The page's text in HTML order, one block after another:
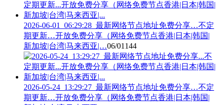
2026-06-01_06:29:28_最新网络节点地址免费分享…不定
期更新…开放免费分享（网络免费节点香港|日本|韩国|
新加坡|台湾|马来西亚|…06/01 144
2026-05-24_13:29:27_最新网络节点地址免费分享…不定
期更新…开放免费分享（网络免费节点香港|日本|韩国|